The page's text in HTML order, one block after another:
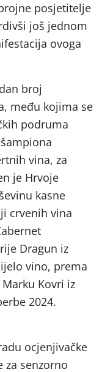
posjetitelje
još jednom
ovoga
broj
među kojima se
podruma
vina, za
je Hrvoje
kasne
crvenih vina
Dragun iz
vino, prema
Kovri iz
2024.
ocjenjivačke
za senzorno